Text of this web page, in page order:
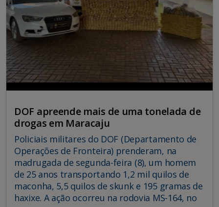
DOF apreende mais de uma tonelada de
drogas em Maracaju
Policiais militares do DOF (Departamento de
Operações de Fronteira) prenderam, na
madrugada de segunda-feira (8), um homem
de 25 anos transportando 1,2 mil quilos de
maconha, 5,5 quilos de skunk e 195 gramas de
haxixe. A ação ocorreu na rodovia MS-164, no